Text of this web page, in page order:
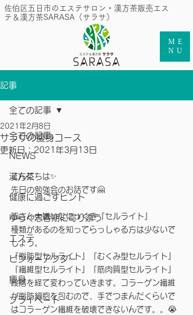
​佐伯区五日市のエステサロン・漢方茶販売エス
テ＆漢方茶SARASA（サラサ）
ME
NU
記事
全ての記事
NEWS
漢方茶
健康に過ごすヒント
ゆらぐ思春期に寄り添う
エステ
ビフォーアフター
痩身
プライベート
全ての記事
サラサの痩身コース
2021年2月8日
更新日： 2021年3月13日
こんにちは✨
先日の勉強会のお話です🤗
皆さん大嫌いなにっくき『セルライト』
種類があるのを知ってらっしゃる方は少ないで
しょう。
『脂肪型セルライト』『むくみ型セルライト』
『繊維型セルライト』『筋肉質型セルライト』
段階を経て変わっていきます。コラーゲン繊維
が脂肪細胞を包むので、手でつまんだくらいで
はコラーゲン繊維を破壊できないんです。。😭